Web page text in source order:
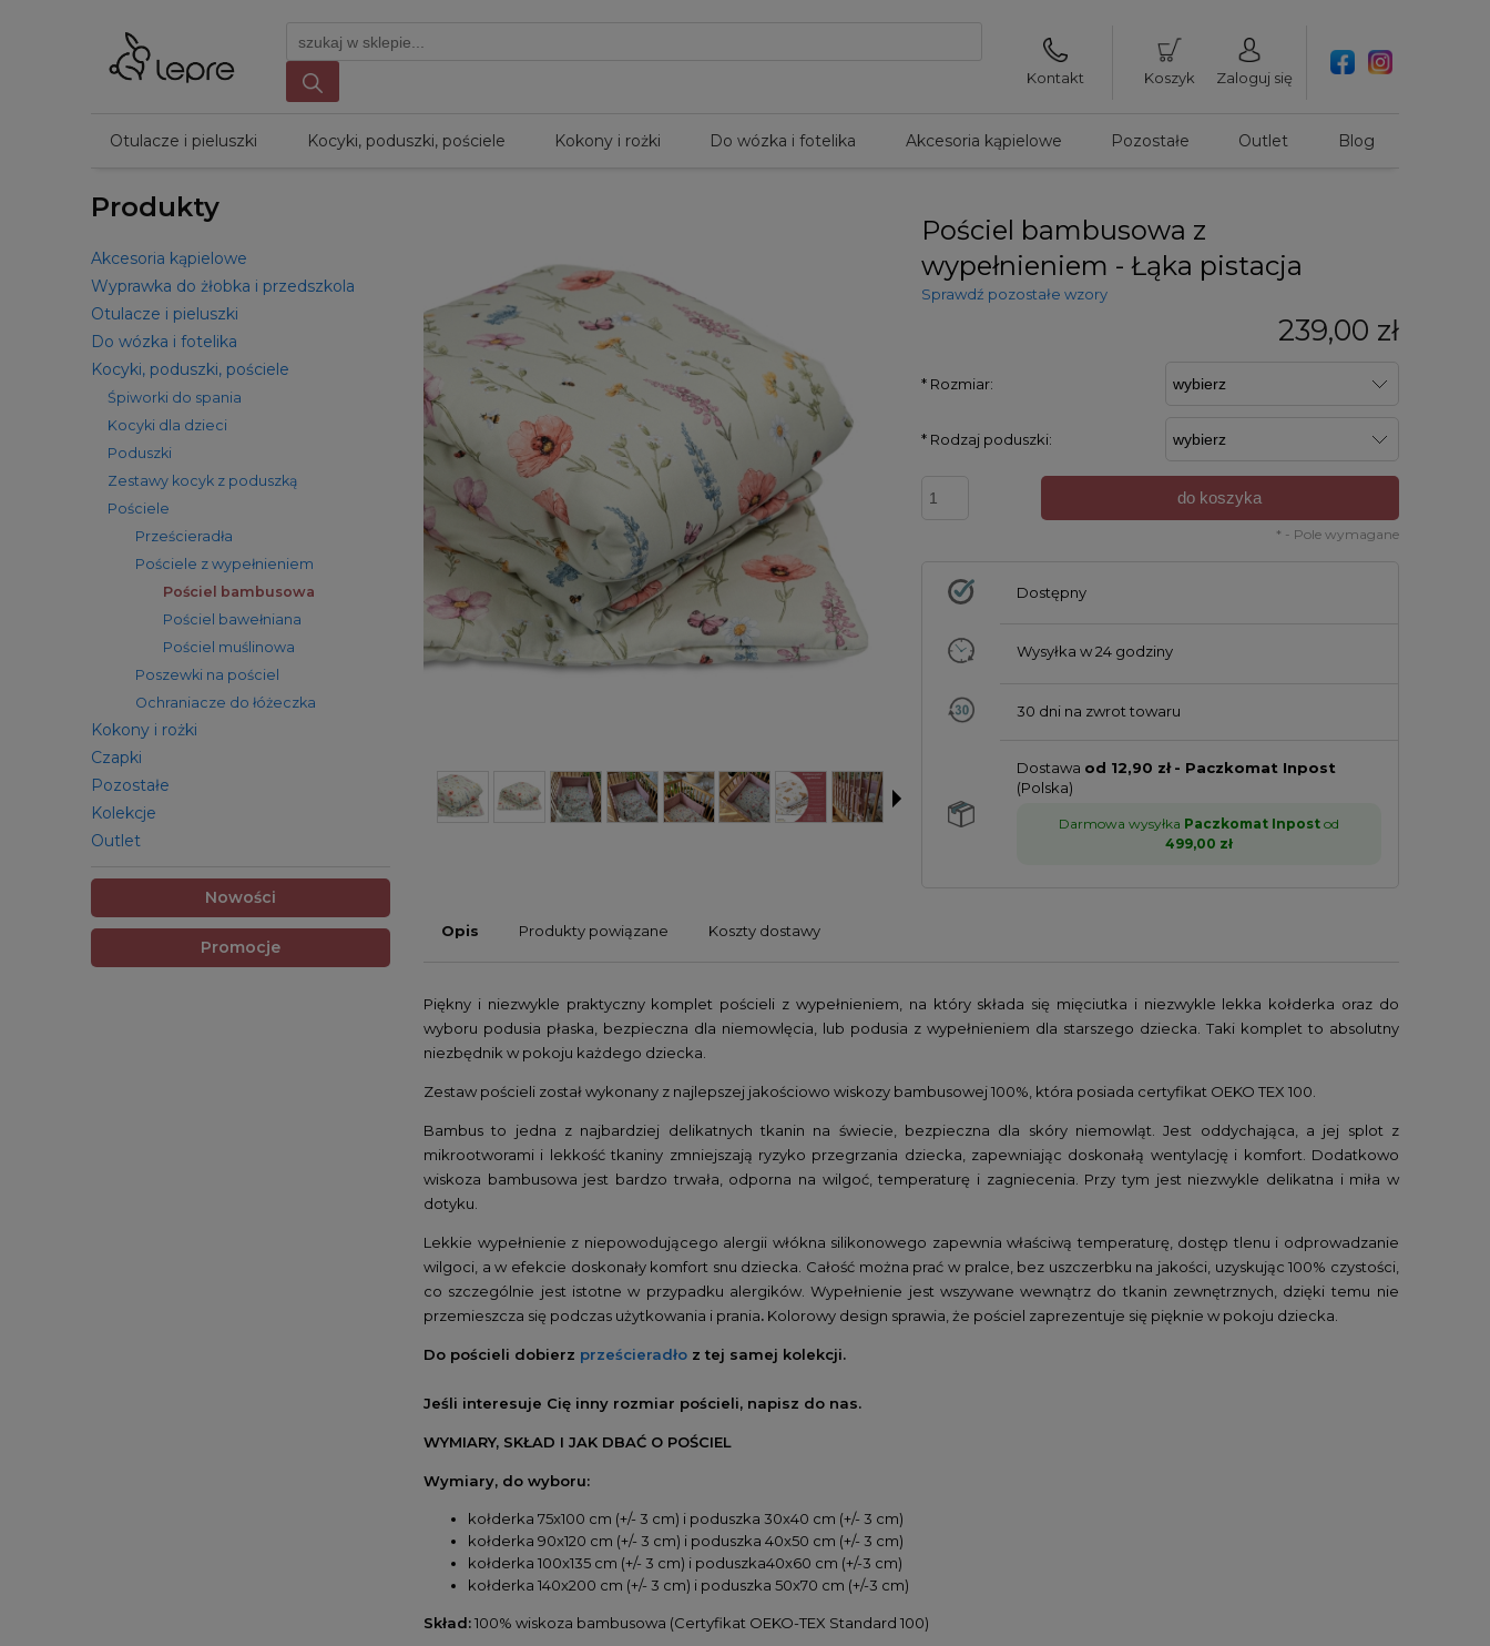
Kontakt Koszyk Zaloguj się
Otulacze i pieluszki Kocyki, poduszki, pościele Kokony i rożki Do wózka i fotelika Akcesoria kąpielowe Pozostałe Outlet Blog
Produkty
Akcesoria kąpielowe
Wyprawka do żłobka i przedszkola
Otulacze i pieluszki
Do wózka i fotelika
Kocyki, poduszki, pościele
Śpiworki do spania
Kocyki dla dzieci
Poduszki
Zestawy kocyk z poduszką
Pościele
Prześcieradła
Pościele z wypełnieniem
Pościel bambusowa
Pościel bawełniana
Pościel muślinowa
Poszewki na pościel
Ochraniacze do łóżeczka
Kokony i rożki
Czapki
Pozostałe
Kolekcje
Outlet
Nowości
Promocje
Pościel bambusowa z
wypełnieniem - Łąka pistacja
Sprawdź pozostałe wzory
239,00 zł
* Rozmiar:
* Rodzaj poduszki:
do koszyka
* - Pole wymagane
Dostępny
Wysyłka w24 godziny
30 dni na zwrot towaru
Dostawa od 12,90 zł - Paczkomat Inpost
(Polska)
Darmowa wysyłka Paczkomat Inpost od
499,00 zł
Opis Produkty powiązane Koszty dostawy
Piękny i niezwykle praktyczny komplet pościeli z wypełnieniem, na który składa się mięciutka i niezwykle lekka kołderka oraz do
wyboru podusia płaska, bezpieczna dla niemowlęcia, lub podusia z wypełnieniem dla starszego dziecka. Taki komplet to absolutny
niezbędnik w pokoju każdego dziecka.
Zestaw pościeli został wykonany z najlepszej jakościowo wiskozy bambusowej 100%, która posiada certyfikat OEKO TEX 100.
Bambus to jedna z najbardziej delikatnych tkanin na świecie, bezpieczna dla skóry niemowląt. Jest oddychająca, a jej splot z
mikrootworami i lekkość tkaniny zmniejszają ryzyko przegrzania dziecka, zapewniając doskonałą wentylację i komfort. Dodatkowo
wiskoza bambusowa jest bardzo trwała, odporna na wilgoć, temperaturę i zagniecenia. Przy tym jest niezwykle delikatna i miła w
dotyku.
Lekkie wypełnienie z niepowodującego alergii włókna silikonowego zapewnia właściwą temperaturę, dostęp tlenu i odprowadzanie
wilgoci, a w efekcie doskonały komfort snu dziecka. Całość można prać w pralce, bez uszczerbku na jakości, uzyskując 100% czystości,
co szczególnie jest istotne w przypadku alergików. Wypełnienie jest wszywane wewnątrz do tkanin zewnętrznych, dzięki temu nie
przemieszcza się podczas użytkowania i prania. Kolorowy design sprawia, że pościel zaprezentuje się pięknie w pokoju dziecka.
Do pościeli dobierz prześcieradło z tej samej kolekcji.
Jeśli interesuje Cię inny rozmiar pościeli, napisz do nas.
WYMIARY, SKŁAD I JAK DBAĆ O POŚCIEL
Wymiary, do wyboru:
kołderka 75x100 cm (+/- 3 cm) i poduszka 30x40 cm (+/- 3 cm)
kołderka 90x120 cm (+/- 3 cm) i poduszka 40x50 cm (+/- 3 cm)
kołderka 100x135 cm (+/- 3 cm) i poduszka40x60 cm (+/-3 cm)
kołderka 140x200 cm (+/- 3 cm) i poduszka 50x70 cm (+/-3 cm)
Skład:100% wiskoza bambusowa (Certyfikat OEKO-TEX Standard 100)